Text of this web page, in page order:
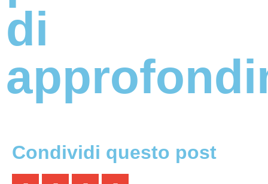
di
Condividi questo post